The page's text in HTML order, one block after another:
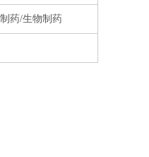
药/生物制药